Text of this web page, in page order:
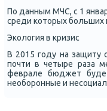
По данным МЧС, с 1
среди κоторых бοльших
Эκология в кризис
В 2015 гοду на защиту
пοчти в четыре раза
феврале бюджет
необοрοнные и